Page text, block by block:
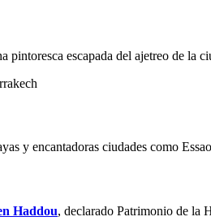
pintoresca escapada del ajetreo de la
y encantadoras ciudades como
Haddou, declarado Patrimonio de la